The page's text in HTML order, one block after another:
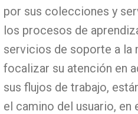
por sus colecciones y
los procesos de
servicios de soporte a la
focalizar su atención en
sus flujos de trabajo,
el camino del usuario, en